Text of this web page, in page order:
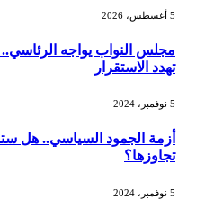
مجلس النواب يواجه الرئاسي..
تهدد الاستقرار
أزمة الجمود السياسي.. هل
تجاوزها؟